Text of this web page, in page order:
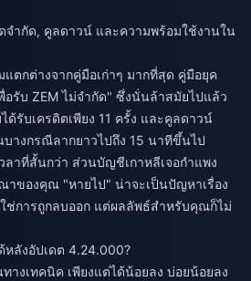
ำกัด, คูลดาวน์ และความพร้อมใช้งานใน
ตกต่างจากคู่มือเก่าๆ มากที่สุด คู่มือยุค
รับ ZEM ไม่จำกัด" ซึ่งนั่นล้าสมัยไปแล้ว
ด้รับเครดิตเพียง 11 ครั้ง และคูลดาวน์
บางกรณีลากยาวไปถึง 15 นาทีขึ้นไป
าที่สั้นกว่า ส่วนบัญชีเกาหลีเจอกำแพง
ของคุณ "หายไป" น่าจะเป็นปัญหาเรื่อง
การถูกลบออก แต่ผลลัพธ์สำหรับคุณก็ไม่
หลังอัปเดต 4.24.000?
างเทคนิค เพียงแต่ได้น้อยลง บ่อยน้อยลง